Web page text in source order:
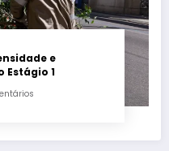
e
Estágio 1